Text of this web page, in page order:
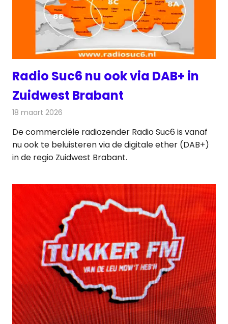
Radio Suc6 nu ook via DAB+ in
Zuidwest Brabant
18 maart 2026
De commerciële radiozender Radio Suc6 is vanaf
nu ook te beluisteren via de digitale ether (DAB+)
in de regio Zuidwest Brabant.